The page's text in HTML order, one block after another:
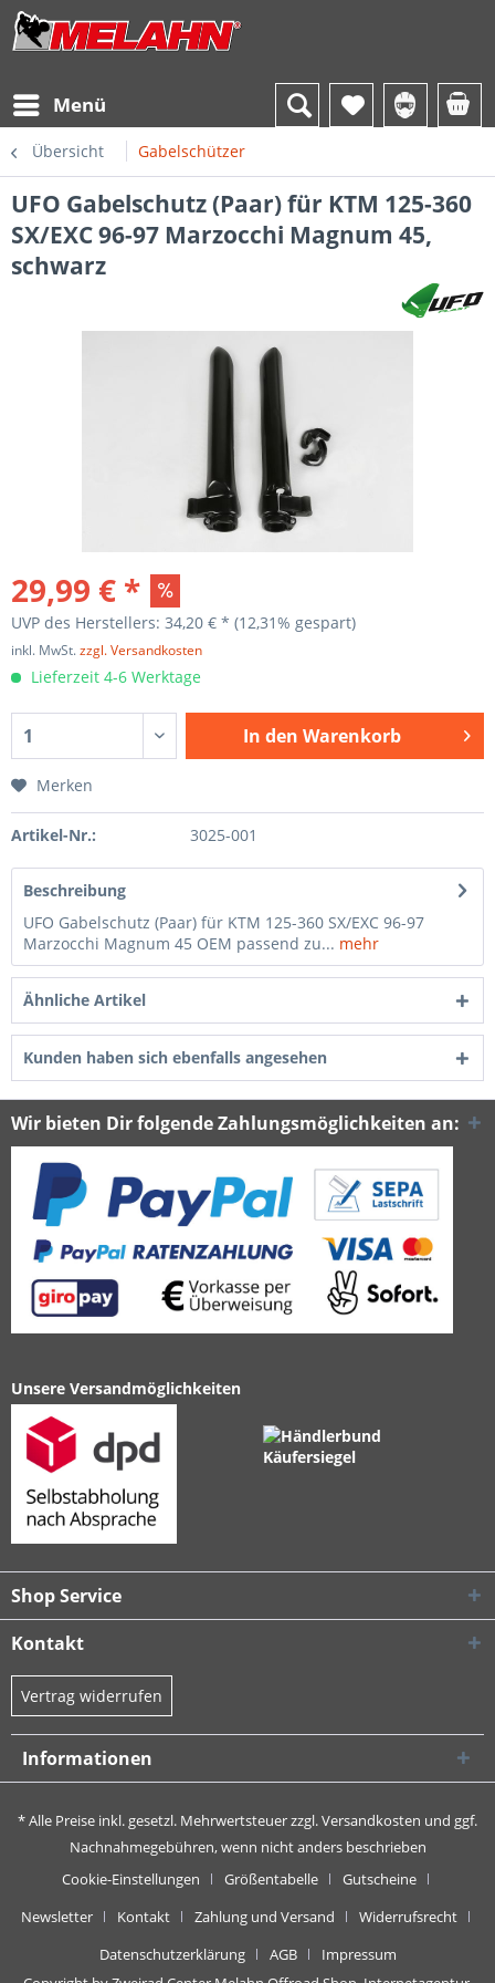
Menü
Übersicht Gabelschützer
UFO Gabelschutz (Paar) für KTM 125-360
SX/EXC 96-97 Marzocchi Magnum 45,
schwarz
29,99 € *
UVP des Herstellers: 34,20 € * (12,31% gespart)
inkl. MwSt.zzgl. Versandkosten
Lieferzeit 4-6 Werktage
In den Warenkorb
Merken
Artikel-Nr.: 3025-001
Beschreibung
UFO Gabelschutz (Paar) für KTM 125-360 SX/EXC 96-97
Marzocchi Magnum 45 OEM passend zu... mehr
Ähnliche Artikel
Kunden haben sich ebenfalls angesehen
Wir bieten Dir folgende Zahlungsmöglichkeiten an:
Unsere Versandmöglichkeiten
Shop Service
Kontakt
Vertrag widerrufen
Informationen
* Alle Preise inkl. gesetzl. Mehrwertsteuer zzgl.Versandkosten und ggf.
Nachnahmegebühren, wenn nicht anders beschrieben
Cookie-Einstellungen
Größentabelle
Gutscheine
Newsletter
Kontakt Zahlung und Versand
Widerrufsrecht
Datenschutzerklärung
AGB
Impressum